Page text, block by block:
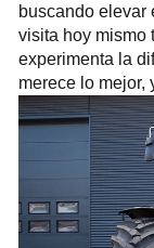
buscando elevar
visita hoy mismo
experimenta la
merece lo mejor,